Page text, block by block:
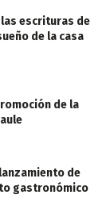
escrituras de
de la casa
de la
de
gastronómico